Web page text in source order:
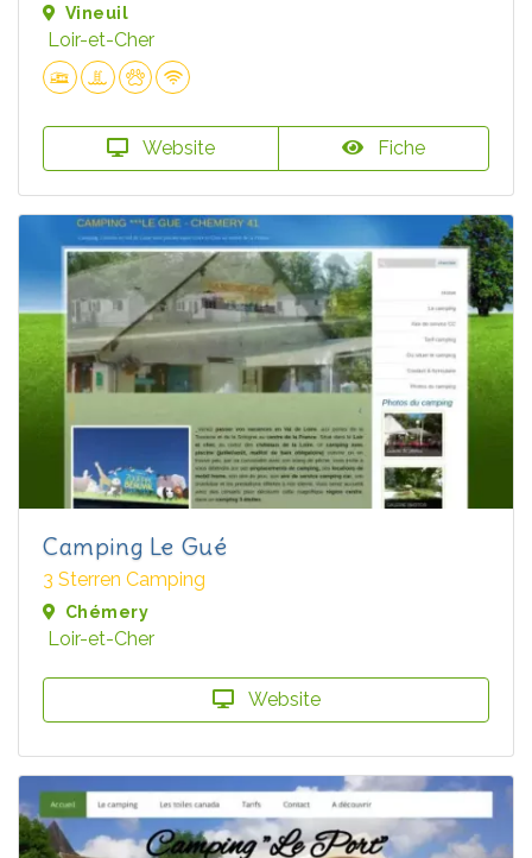
Vineuil
Loir-et-Cher
Website Fiche
Camping Le Gué
3 Sterren Camping
Chémery
Loir-et-Cher
Website